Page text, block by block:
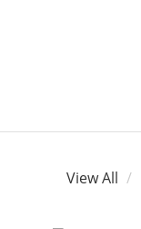
View All